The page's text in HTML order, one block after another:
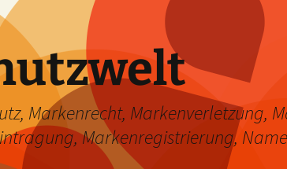
Markenrecht, Markenverletzung,
Markenregistrierung,